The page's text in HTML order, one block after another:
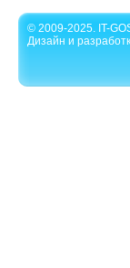
© 2009-2025. IT-
Дизайн и